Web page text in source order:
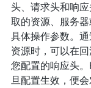
头、请求头和响
取的资源、服务
具体操作参数。
资源时，可以在
您配置的响应头
旦配置生效，便